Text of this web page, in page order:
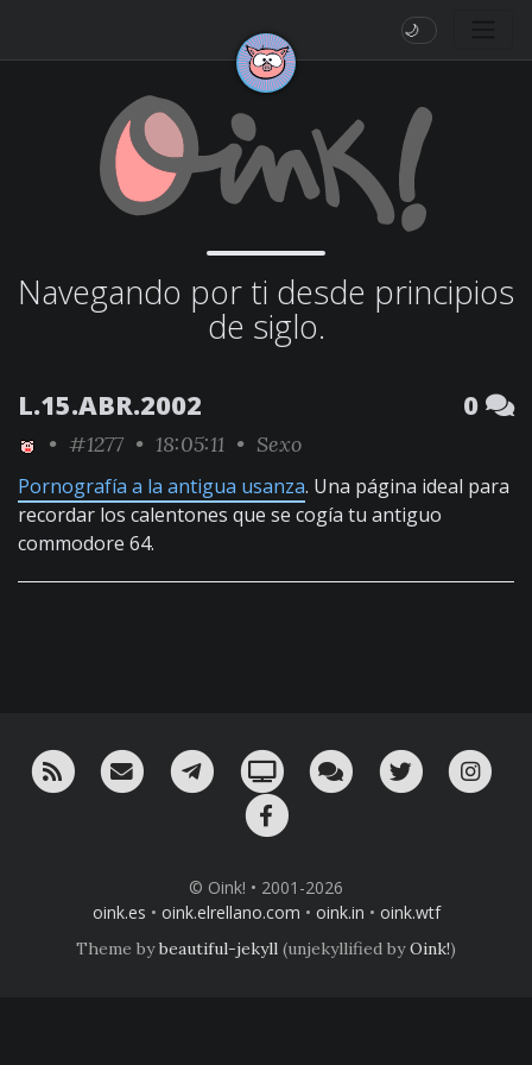
🌙
Navegando por ti desde principios
de siglo.
L.15.ABR.2002 0
• #1277 • 18:05:11 • Sexo
Pornografía a la antigua usanza. Una página ideal para
recordar los calentones que se cogía tu antiguo
commodore 64.
RSS ¡Mándame un email!¡Nuestro canal en Telegram!
Oink! TV Charla con nosotros
Twitter
© Oink! • 2001-2026
oink.es • oink.elrellano.com • oink.in • oink.wtf
Theme bybeautiful-jekyll (unjekyllified byOink!)